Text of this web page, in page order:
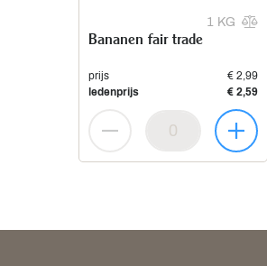
1 KG
Bananen fair trade
prijs
€ 2,99
ledenprijs
€ 2,59